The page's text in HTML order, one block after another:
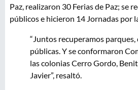
Paz, realizaron 30 Ferias de Paz; se
públicos e hicieron 14 Jornadas por
“Juntos recuperamos parques,
públicas. Y se conformaron
las colonias Cerro Gordo,
Javier”, resaltó.